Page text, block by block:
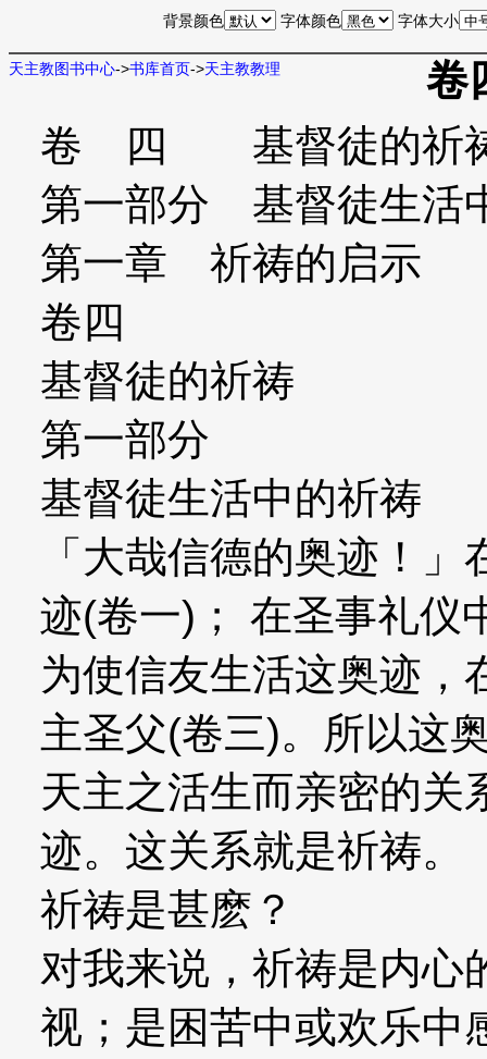
背景颜色 字体颜色 字体大小
天主教图书中心->书库首页->天主教教理
卷
卷 四 基督徒的祈
第一部分 基督徒生活
第一章 祈祷的启示
卷四
基督徒的祈祷
第一部分
基督徒生活中的祈祷
「大哉信德的奥迹！
迹(卷一)； 在圣事礼仪
为使信友生活这奥迹，
主圣父(卷三)。所以这
天主之活生而亲密的关
迹。这关系就是祈祷。
祈祷是甚麽？
对我来说，祈祷是内心
视；是困苦中或欢乐中